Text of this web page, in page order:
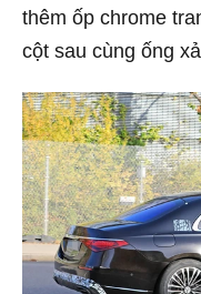
thêm ốp chrome
cột sau cùng ống